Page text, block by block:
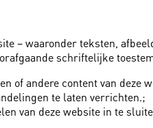
– waaronder teksten,
schriftelijke
of andere content van deze
te laten verrichten.;
van deze website in te